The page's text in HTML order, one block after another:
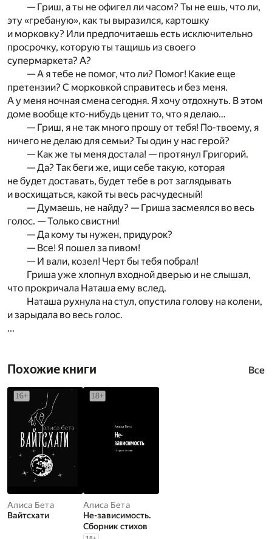
— Гриш, а ты не офигел ли часом? Ты не ешь, что ли,
эту «гребаную», как ты выразился, картошку
и морковку? Или предпочитаешь есть исключительно
просрочку, которую ты тащишь из своего
супермаркета? А?
— А я тебе не помог, что ли? Помог! Какие еще
претензии? С морковкой справитесь и без меня.
А у меня ночная смена сегодня. Я хочу отдохнуть. В этом
доме вообще кто-нибудь ценит то, что я делаю…
— Гриш, я не так много прошу от тебя! По-твоему, я
ничего не делаю для семьи? Ты один у нас герой?
— Как же ты меня достала! — протянул Григорий.
— Да? Так беги же, ищи себе такую, которая
не будет доставать, будет тебе в рот заглядывать
и восхищаться, какой ты весь расчудесный!
— Думаешь, не найду? — Гриша засмеялся во весь
голос. — Только свистни!
— Да кому ты нужен, придурок?
— Все! Я пошел за пивом!
— И вали, козел! Черт бы тебя побрал!
Гриша уже хлопнул входной дверью и не слышал,
что прокричала Наташа ему вслед.
Наташа рухнула на стул, опустила голову на колени,
и зарыдала во весь голос.
...
Похожие книги Все
Алиса Бета
Вайтсхати
Алиса Бета
Не-зависимость.
Сборник стихов